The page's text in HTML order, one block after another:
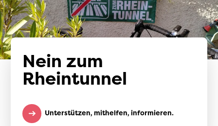
Nein zum
Rheintunnel
Unterstützen, mithelfen, informieren.